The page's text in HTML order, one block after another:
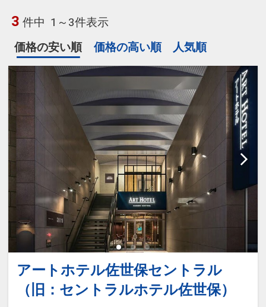
3 件中 1～3件表示
価格の安い順
価格の高い順 人気順
アートホテル佐世保セントラル
（旧：セントラルホテル佐世保）